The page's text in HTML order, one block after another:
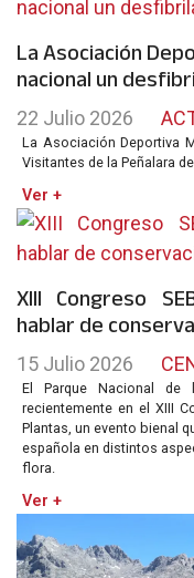
La Asociación
nacional un
22 Julio 2026
La Asociación Deportiva
Visitantes de la Peñalara
Ver +
XIII Congreso
hablar de
15 Julio 2026
El Parque Nacional de
recientemente en el XIII
Plantas, un evento bienal
española en distintos
flora.
Ver +